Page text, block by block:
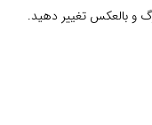
و بالعکس تغییر دهید.